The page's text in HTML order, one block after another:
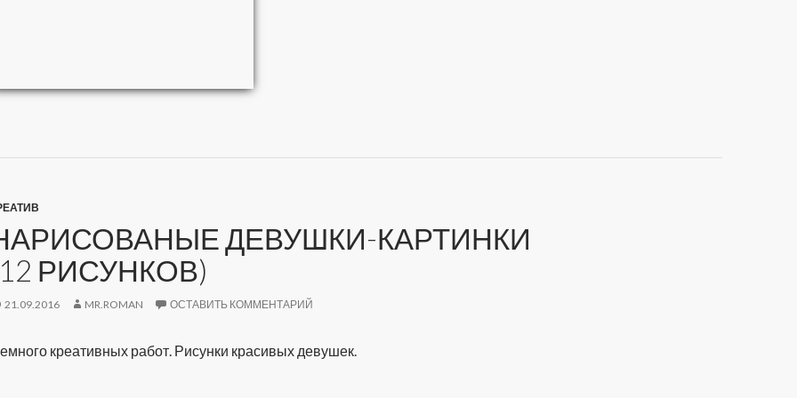
ДЕВУШКИ-КАРТИНКИ
РИСУНКОВ)
21.09.2016 MR.ROMAN ОСТАВИТЬ КОММЕНТАРИЙ
креативных работ. Рисунки красивых девушек.